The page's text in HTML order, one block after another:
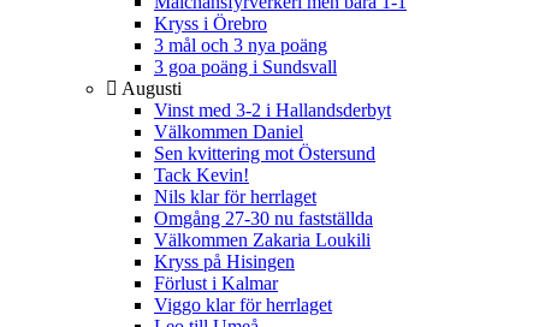
Kryss i Örebro
3 mål och 3 nya poäng
3 goa poäng i Sundsvall
Augusti
Vinst med 3-2 i Hallandsderbyt
Välkommen Daniel
Sen kvittering mot Östersund
Tack Kevin!
Nils klar för herrlaget
Omgång 27-30 nu fastställda
Välkommen Zakaria Loukili
Kryss på Hisingen
Förlust i Kalmar
Viggo klar för herrlaget